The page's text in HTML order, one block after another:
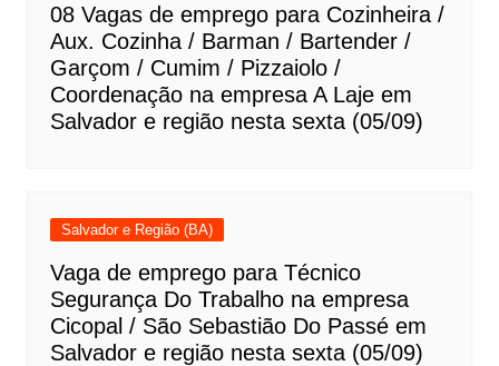
08 Vagas de emprego para Cozinheira /
Aux. Cozinha / Barman / Bartender /
Garçom / Cumim / Pizzaiolo /
Coordenação na empresa A Laje em
Salvador e região nesta sexta (05/09)
Salvador e Região (BA)
Vaga de emprego para Técnico
Segurança Do Trabalho na empresa
Cicopal / São Sebastião Do Passé em
Salvador e região nesta sexta (05/09)